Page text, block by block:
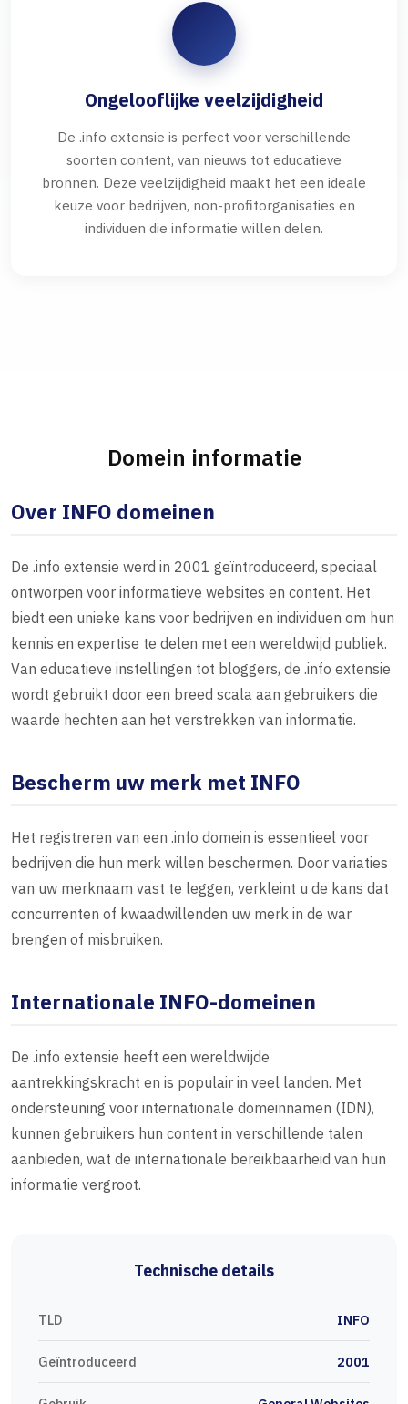
Ongelooflijke veelzijdigheid
De .info extensie is perfect voor verschillende
soorten content, van nieuws tot educatieve
bronnen. Deze veelzijdigheid maakt het een ideale
keuze voor bedrijven, non-profitorganisaties en
individuen die informatie willen delen.
Domein informatie
Over INFO domeinen
De .info extensie werd in 2001 geïntroduceerd, speciaal
ontworpen voor informatieve websites en content. Het
biedt een unieke kans voor bedrijven en individuen om hun
kennis en expertise te delen met een wereldwijd publiek.
Van educatieve instellingen tot bloggers, de .info extensie
wordt gebruikt door een breed scala aan gebruikers die
waarde hechten aan het verstrekken van informatie.
Bescherm uw merk met INFO
Het registreren van een .info domein is essentieel voor
bedrijven die hun merk willen beschermen. Door variaties
van uw merknaam vast te leggen, verkleint u de kans dat
concurrenten of kwaadwillenden uw merk in de war
brengen of misbruiken.
Internationale INFO-domeinen
De .info extensie heeft een wereldwijde
aantrekkingskracht en is populair in veel landen. Met
ondersteuning voor internationale domeinnamen (IDN),
kunnen gebruikers hun content in verschillende talen
aanbieden, wat de internationale bereikbaarheid van hun
informatie vergroot.
Technische details
TLD INFO
Geïntroduceerd 2001